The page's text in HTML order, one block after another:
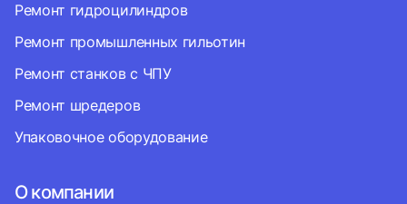
Ремонт гидроцилиндров
Ремонт промышленных гильотин
Ремонт станков с ЧПУ
Ремонт шредеров
Упаковочное оборудование
О компании